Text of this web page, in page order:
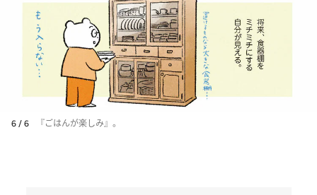
6 / 6 『ごはんが楽しみ』。